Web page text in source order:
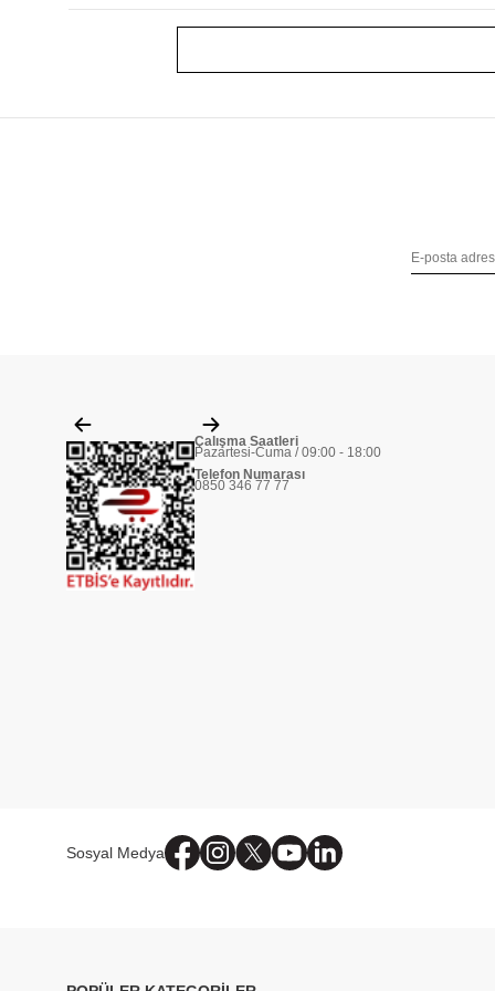
Çalışma Saatleri
Pazartesi-Cuma / 09:00 - 18:00
Telefon Numarası
0850 346 77 77
Sosyal Medya